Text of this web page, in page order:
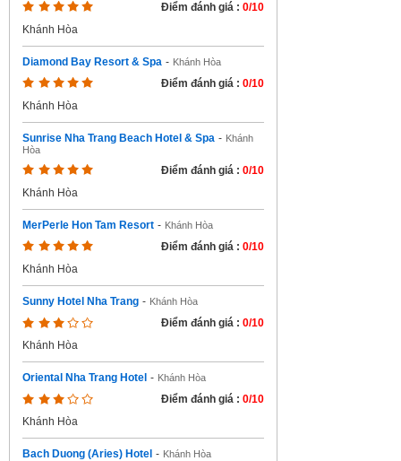
Điểm đánh giá : 0/10
Khánh Hòa
Diamond Bay Resort & Spa - Khánh Hòa
Điểm đánh giá : 0/10
Khánh Hòa
Sunrise Nha Trang Beach Hotel & Spa - Khánh
Hòa
Điểm đánh giá : 0/10
Khánh Hòa
MerPerle Hon Tam Resort - Khánh Hòa
Điểm đánh giá : 0/10
Khánh Hòa
Sunny Hotel Nha Trang - Khánh Hòa
Điểm đánh giá : 0/10
Khánh Hòa
Oriental Nha Trang Hotel - Khánh Hòa
Điểm đánh giá : 0/10
Khánh Hòa
Bach Duong (Aries) Hotel - Khánh Hòa